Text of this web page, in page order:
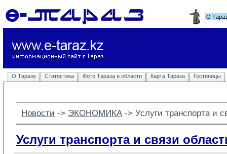
О
О Таразе Статистика Фото Тараза и области Карта Тараза Гостиницы
Новости -> ЭКОНОМИКА -> Услуги транспорта и
Услуги транспорта и связи